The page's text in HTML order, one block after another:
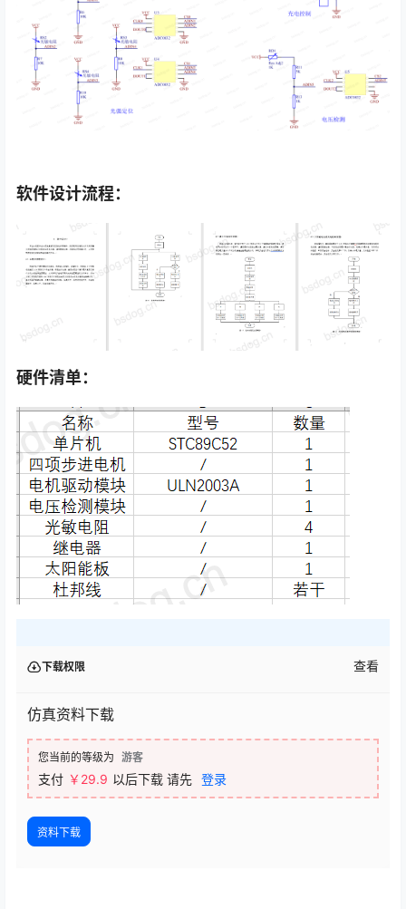
软件设计流程：
硬件清单：
下载权限 查看
仿真资料下载
您当前的等级为 游客
支付 ￥ 29.9 以后下载 请先 登录
资料下载